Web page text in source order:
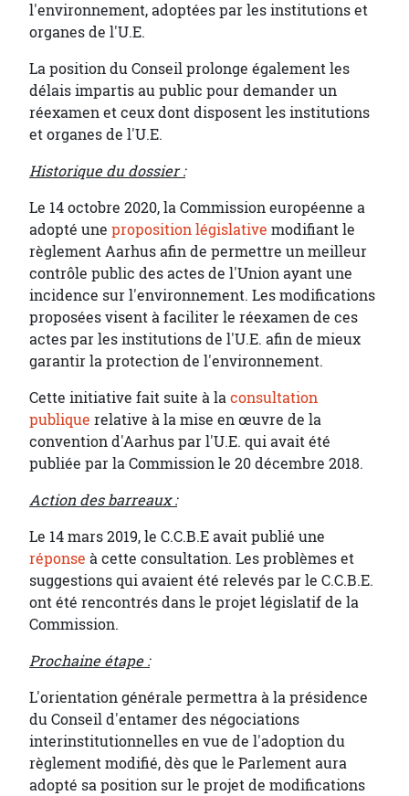
l'environnement, adoptées par les institutions et
organes de l'U.E.
La position du Conseil prolonge également les
délais impartis au public pour demander un
réexamen et ceux dont disposent les institutions
et organes de l'U.E.
Historique du dossier :
Le 14 octobre 2020, la Commission européenne a
adopté une proposition législative modifiant le
règlement Aarhus afin de permettre un meilleur
contrôle public des actes de l'Union ayant une
incidence sur l'environnement. Les modifications
proposées visent à faciliter le réexamen de ces
actes par les institutions de l'U.E. afin de mieux
garantir la protection de l'environnement.
Cette initiative fait suite à laconsultation
publique relative à la mise en œuvre de la
convention d'Aarhus par l'U.E. qui avait été
publiée par la Commission le 20 décembre 2018.
Action des barreaux :
Le 14 mars 2019, le C.C.B.E avait publié une
réponse à cette consultation. Les problèmes et
suggestions qui avaient été relevés par le C.C.B.E.
ont été rencontrés dans le projet législatif de la
Commission.
Prochaine étape :
L'orientation générale permettra à la présidence
du Conseil d'entamer des négociations
interinstitutionnelles en vue de l'adoption du
règlement modifié, dès que le Parlement aura
adopté sa position sur le projet de modifications